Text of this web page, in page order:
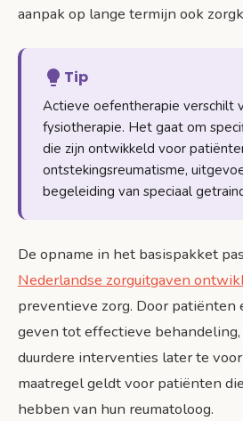
aanpak op lange termijn ook
Tip
Actieve oefentherapie verschilt
fysiotherapie. Het gaat om
die zijn ontwikkeld voor
ontstekingsreumatisme,
begeleiding van speciaal
De opname in het basispakket
Nederlandse zorguitgaven
preventieve zorg. Door patiënten
geven tot effectieve
duurdere interventies later te
maatregel geldt voor patiënten
hebben van hun reumatoloog.